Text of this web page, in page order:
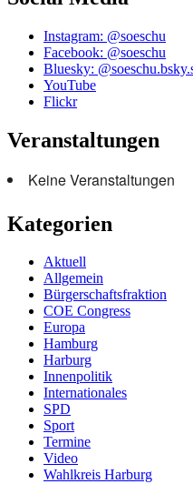
Instagram: @soeschu
Facebook: @soeschu
Bluesky:
YouTube
Flickr
Veranstaltungen
Keine Veranstaltungen
Kategorien
Aktuell
Allgemein
Bürgerschaftsfraktion
COE Congress
Europa
Hamburg
Harburg
Innenpolitik
Internationales
SPD
Sport
Termine
Video
Wahlkreis Harburg